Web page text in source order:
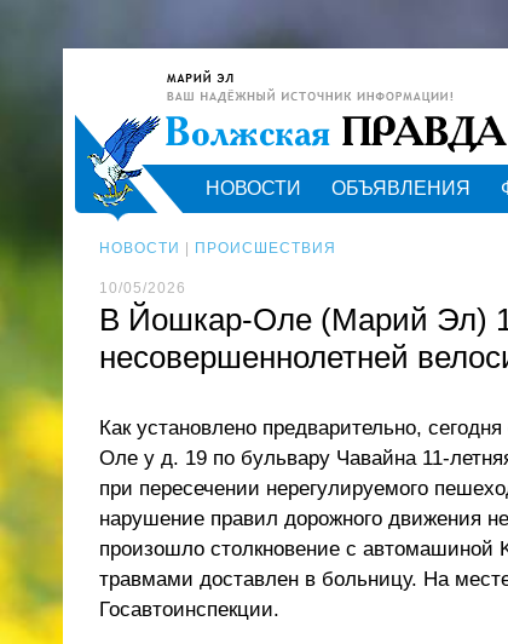
НОВОСТИ ОБЪЯВЛЕНИЯ
НОВОСТИ ПРОИСШЕСТВИЯ
10/05/2026
В Йошкар-Оле (Марий Эл)
несовершеннолетней
Как установлено предварительно,
Оле у д. 19 по бульвару Чавайна 11-
при пересечении нерегулируемого
нарушение правил дорожного движения
произошло столкновение с автомашиной
травмами доставлен в больницу. На
Госавтоинспекции.